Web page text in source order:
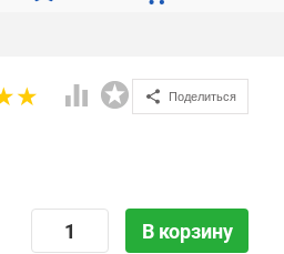
Поделиться
В корзину